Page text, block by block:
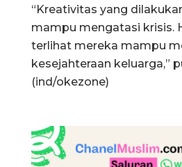
“Kreativitas yang
mampu mengatasi krisis.
terlihat mereka mampu
kesejahteraan keluarga,”
(ind/okezone)